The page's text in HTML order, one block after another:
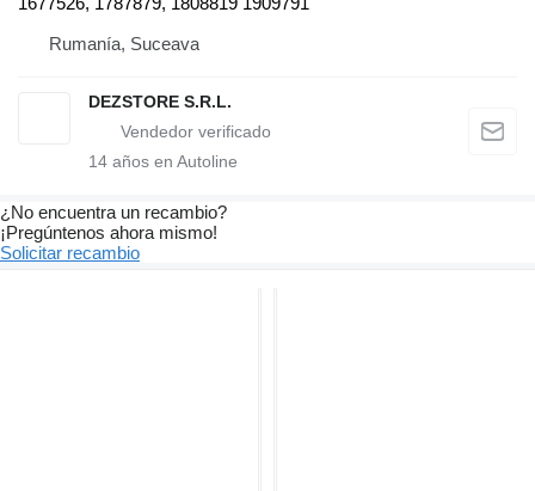
Rumanía, Suceava
DEZSTORE S.R.L.
14 años en Autoline
¿No encuentra un recambio?
¡Pregúntenos ahora mismo!
Solicitar recambio